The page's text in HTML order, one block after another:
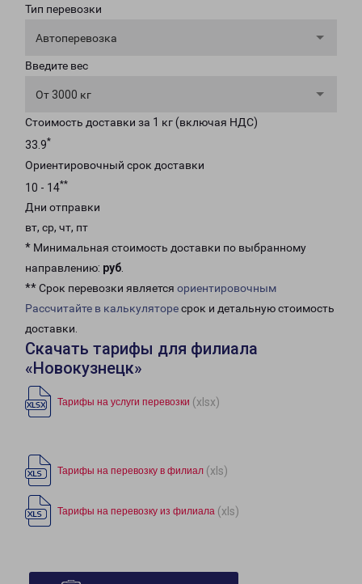
Тип перевозки
Автоперевозка
Введите вес
От 3000 кг
Стоимость доставки за 1 кг (включая НДС)
33.9*
Ориентировочный срок доставки
10 - 14**
Дни отправки
вт, ср, чт, пт
* Минимальная стоимость доставки по выбранному
направлению: руб.
** Срок перевозки является ориентировочным
Рассчитайте в калькуляторесрок и детальную стоимость
доставки.
Скачать тарифы для филиала
«Новокузнецк»
Тарифы на услуги перевозки (xlsx)
Тарифы на перевозку в филиал (xls)
Тарифы на перевозку из филиала (xls)